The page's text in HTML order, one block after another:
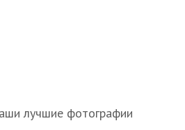
лучшие фотографии